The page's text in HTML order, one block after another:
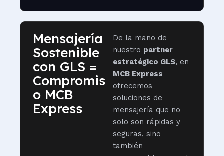
Mensajería
Sostenible
con GLS =
Compromis
o MCB
Express
De la mano de
nuestro partner
estratégico GLS, en
MCB Express
ofrecemos
soluciones de
mensajería que no
solo son rápidas y
seguras, sino
también